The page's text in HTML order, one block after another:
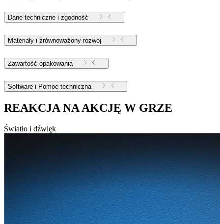
Dane techniczne i zgodność
Materiały i zrównoważony rozwój
Zawartość opakowania
Software i Pomoc techniczna
REAKCJA NA AKCJĘ W GRZE
Światło i dźwięk